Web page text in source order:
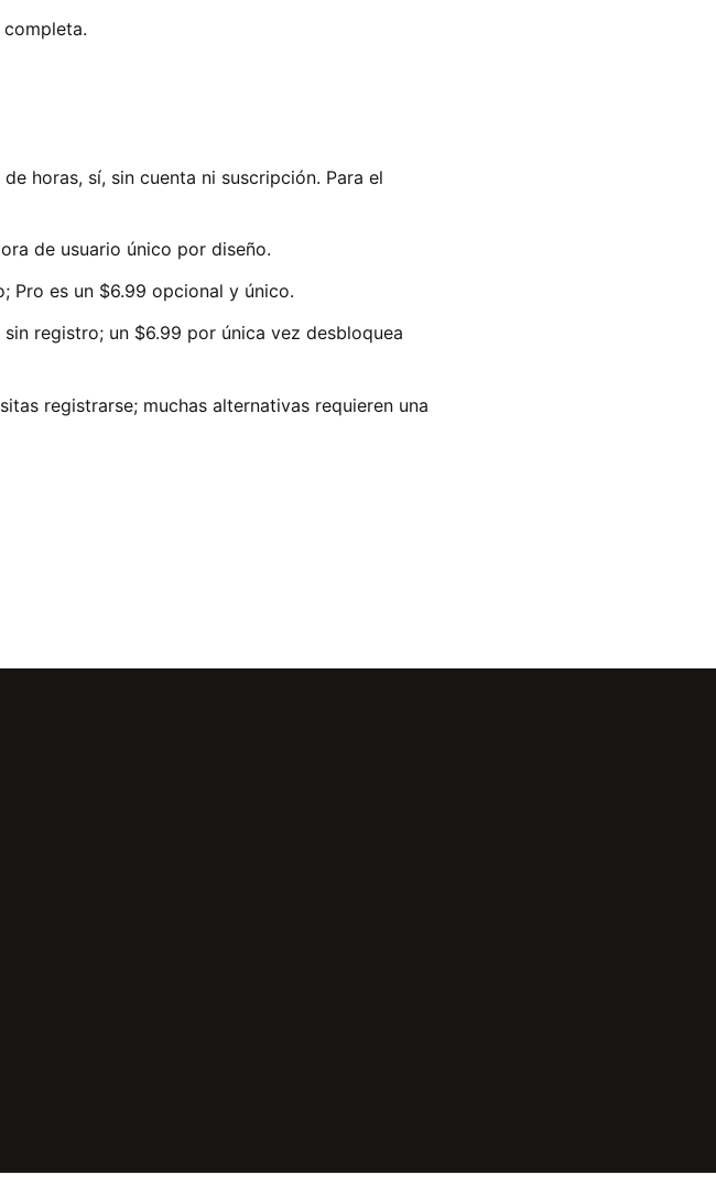
horas, sí, sin cuenta ni suscripción. Para el
de usuario único por diseño.
Pro es un $6.99 opcional y único.
registro; un $6.99 por única vez desbloquea
registrarse; muchas alternativas requieren una